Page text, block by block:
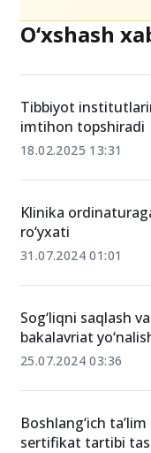
O‘xshash
Tibbiyot
imtihon topshiradi
18.02.2025 13:31
Klinika
ro‘yxati
31.07.2024 01:01
Sog‘liqni saqlash
bakalavriat
25.07.2024 03:36
Boshlang‘ich
sertifikat tartibi